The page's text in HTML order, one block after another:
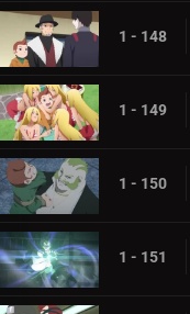
1 - 148
1 - 149
1 - 150
1 - 151